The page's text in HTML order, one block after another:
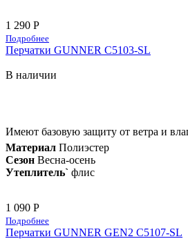
1 290 Р
Подробнее
Перчатки GUNNER C5103-SL
В наличии
Имеют базовую защиту от ветра и
Материал Полиэстер
Сезон Весна-осень
Утеплитель` флис
1 090 Р
Подробнее
Перчатки GUNNER GEN2 C5107-SL